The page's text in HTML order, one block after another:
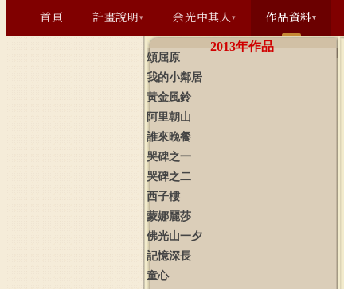
首頁 計畫說明▾ 余光中其人▾ 作品資料▾
2013年作品
頌屈原
我的小鄰居
黃金風鈴
阿里朝山
誰來晚餐
哭碑之一
哭碑之二
西子樓
蒙娜麗莎
佛光山一夕
記憶深長
童心